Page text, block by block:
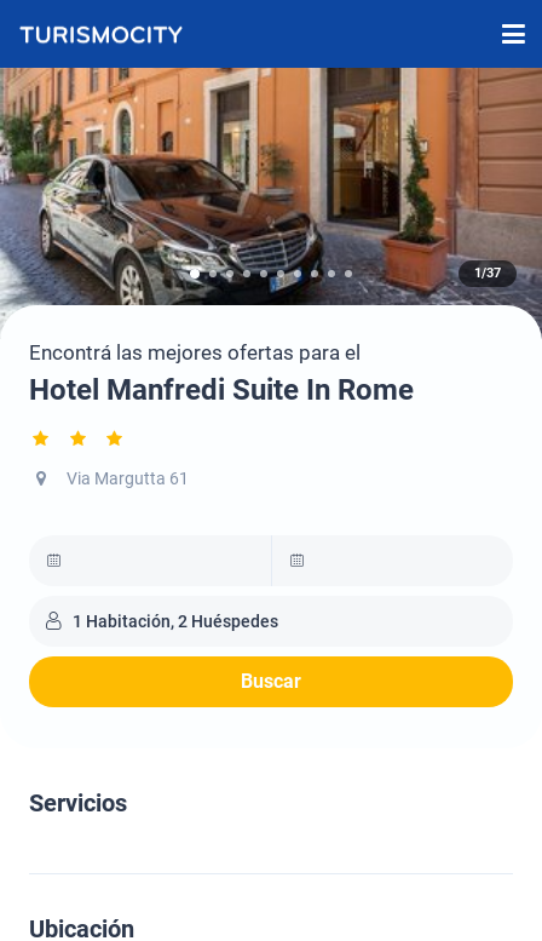
1/37
Encontrá las mejores ofertas para el
Hotel Manfredi Suite In Rome
Via Margutta 61
1 Habitación, 2 Huéspedes
Buscar
Servicios
Ubicación